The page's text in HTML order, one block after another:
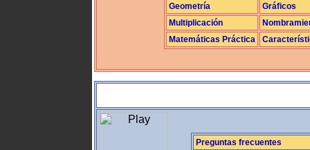
Geometría
Gráficos
Multiplicación
Matemáticas Práctica
Preguntas frecuentes